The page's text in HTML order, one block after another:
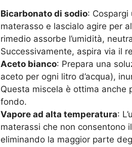
Bicarbonato di sodio:
materasso e lascialo agire per
rimedio assorbe l’umidità,
Successivamente, aspira via il
Aceto bianco: Prepara una
aceto per ogni litro d’acqua),
Questa miscela è ottima anche
fondo.
Vapore ad alta temperatura:
materassi che non consentono
eliminando la maggior parte